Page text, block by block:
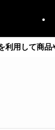
用して商品